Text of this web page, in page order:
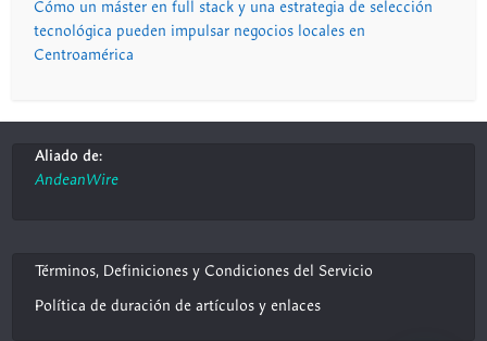
Cómo un máster en full stack y una estrategia de selección
tecnológica pueden impulsar negocios locales en
Centroamérica
Aliado de:
AndeanWire
Términos, Definiciones y Condiciones del Servicio
Política de duración de artículos y enlaces